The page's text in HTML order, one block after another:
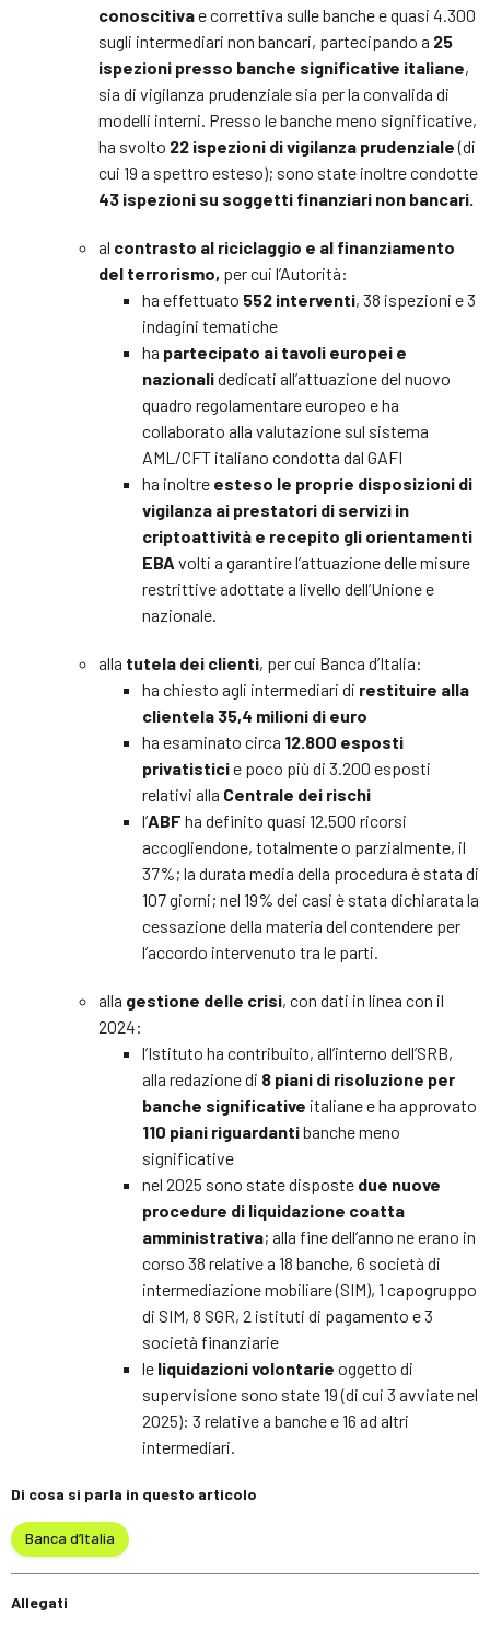
conoscitivae correttiva sulle banche e quasi 4.300
sugli intermediari non bancari, partecipando a 25
ispezioni presso banche significative italiane,
sia di vigilanza prudenziale sia per la convalida di
modelli interni. Presso le banche meno significative,
ha svolto 22 ispezioni di vigilanza prudenziale(di
cui 19 a spettro esteso); sono state inoltre condotte
43 ispezioni su soggetti finanziari non bancari.
al contrasto al riciclaggio e al finanziamento
del terrorismo, per cui l’Autorità:
ha effettuato 552 interventi, 38 ispezioni e 3
indagini tematiche
ha partecipato ai tavoli europei e
nazionalidedicati all’attuazione del nuovo
quadro regolamentare europeo e ha
collaborato alla valutazione sul sistema
AML/CFT italiano condotta dal GAFI
ha inoltre esteso le proprie disposizioni di
vigilanza ai prestatori di servizi in
criptoattività e recepito gli orientamenti
EBA volti a garantire l’attuazione delle misure
restrittive adottate a livello dell’Unione e
nazionale.
alla tutela dei clienti, per cui Banca d’Italia:
ha chiesto agli intermediari di restituire alla
clientela 35,4 milioni di euro
ha esaminato circa 12.800 esposti
privatisticie poco più di 3.200 esposti
relativi alla Centrale dei rischi
l’ABF ha definito quasi 12.500 ricorsi
accogliendone, totalmente o parzialmente, il
37%; la durata media della procedura è stata di
107 giorni; nel 19% dei casi è stata dichiarata la
cessazione della materia del contendere per
l’accordo intervenuto tra le parti.
alla gestione delle crisi, con dati in linea con il
2024:
l’Istituto ha contribuito, all’interno dell’SRB,
alla redazione di 8 piani di risoluzione per
banche significative italiane e ha approvato
110 piani riguardantibanche meno
significative
nel 2025 sono state disposte due nuove
procedure di liquidazione coatta
amministrativa; alla fine dell’anno ne erano in
corso 38 relative a 18 banche, 6 società di
intermediazione mobiliare (SIM), 1 capogruppo
di SIM, 8 SGR, 2 istituti di pagamento e 3
società finanziarie
le liquidazioni volontarie oggetto di
supervisione sono state 19 (di cui 3 avviate nel
2025): 3 relative a banche e 16 ad altri
intermediari.
Di cosa si parla in questo articolo
Banca d’Italia
Allegati